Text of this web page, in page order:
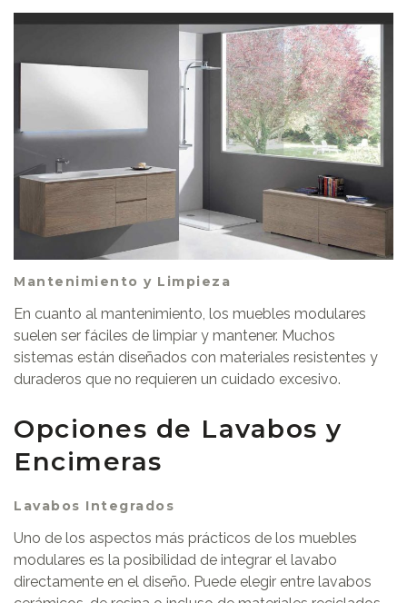
Mantenimiento y Limpieza
En cuanto al mantenimiento, los muebles modulares
suelen ser fáciles de limpiar y mantener. Muchos
sistemas están diseñados con materiales resistentes y
duraderos que no requieren un cuidado excesivo.
Opciones de Lavabos y
Encimeras
Lavabos Integrados
Uno de los aspectos más prácticos de los muebles
modulares es la posibilidad de integrar el lavabo
directamente en el diseño. Puede elegir entre lavabos